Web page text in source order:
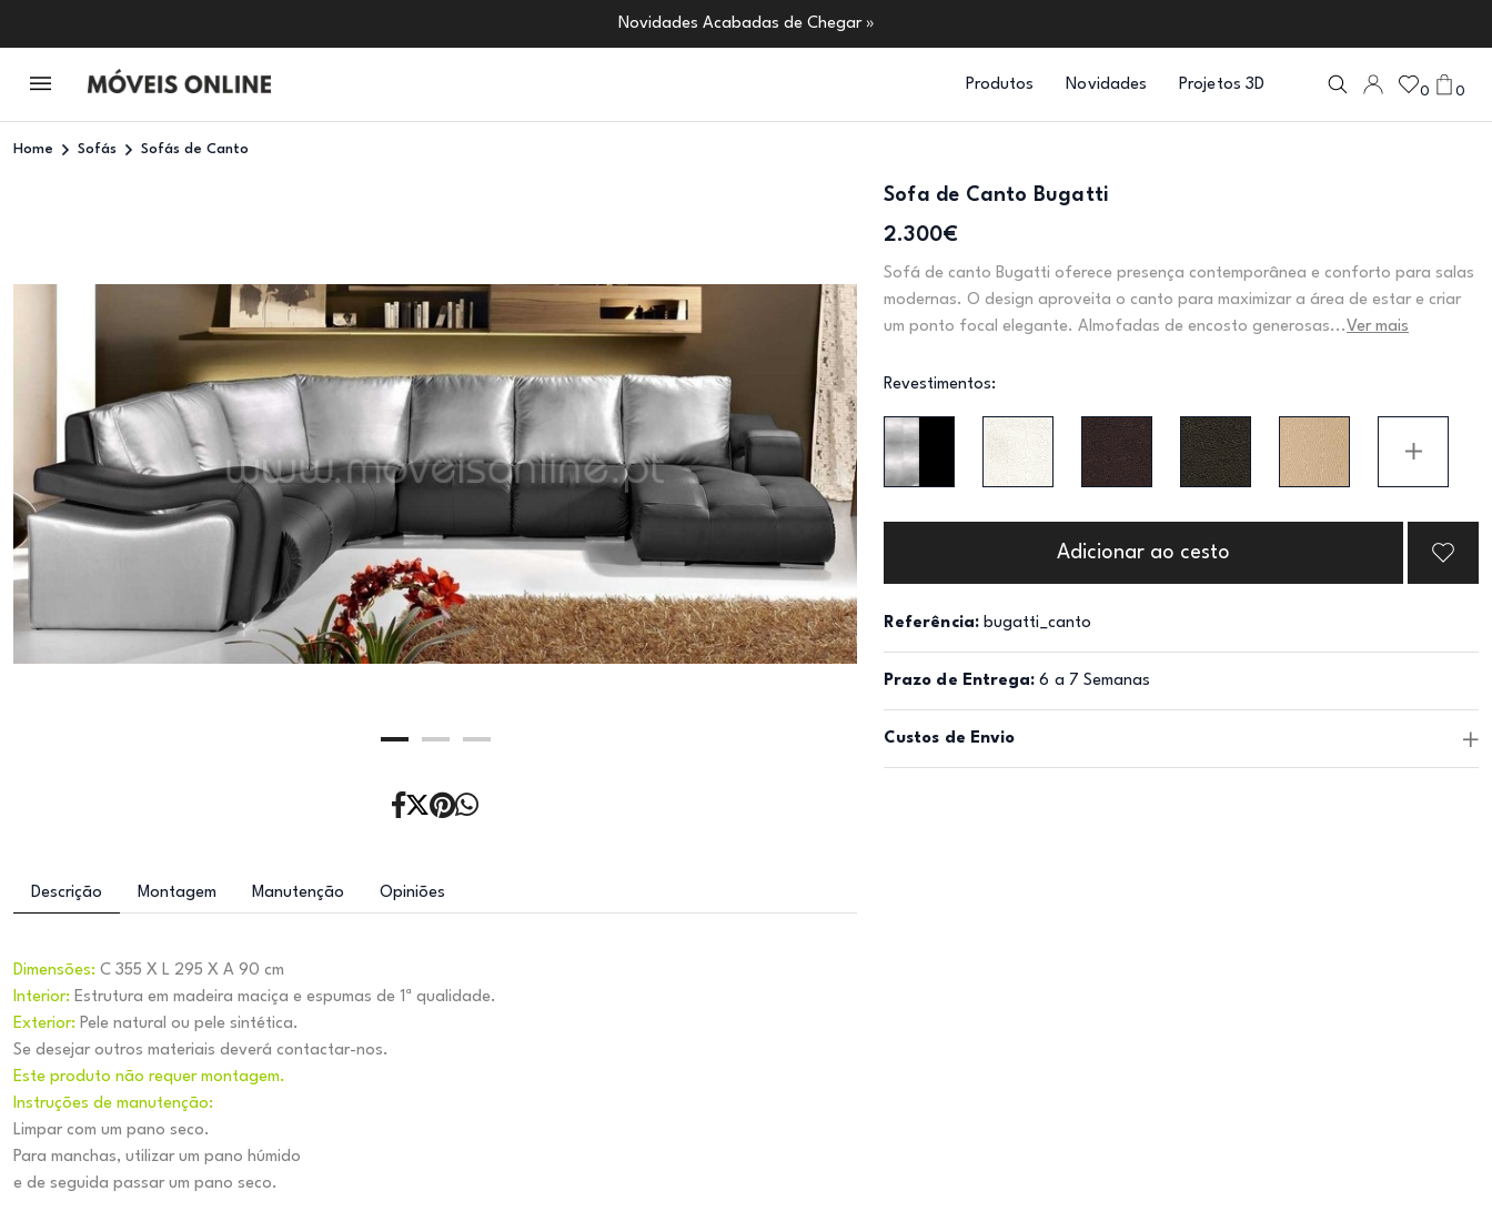
Novidades Acabadas de Chegar »
Produtos Novidades Projetos 3D 0 0
Home Sofás Sofás de Canto
Sofa de Canto Bugatti
2.300€
Sofá de canto Bugatti oferece presença contemporânea e conforto para salas
modernas. O design aproveita o canto para maximizar a área de estar e criar
um ponto focal elegante. Almofadas de encosto generosas... Ver mais
Revestimentos:
Adicionar ao cesto
Referência: bugatti_canto
Prazo de Entrega: 6 a 7 Semanas
Custos de Envio
Descrição Montagem Manutenção Opiniões
Dimensões: C 355 X L 295 X A 90 cm
Interior: Estrutura em madeira maciça e espumas de 1ª qualidade.
Exterior: Pele natural ou pele sintética.
Se desejar outros materiais deverá contactar-nos.
Este produto não requer montagem.
Instruções de manutenção:
Limpar com um pano seco.
Para manchas, utilizar um pano húmido
e de seguida passar um pano seco.